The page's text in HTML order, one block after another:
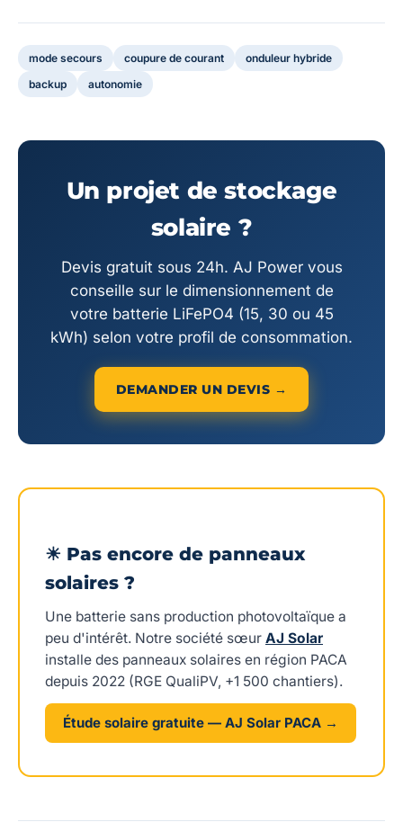
mode secours coupure de courant
onduleur hybride
backup
autonomie
Un projet de stockage
solaire ?
Devis gratuit sous 24h. AJ Power vous
conseille sur le dimensionnement de
votre batterie LiFePO4 (15, 30 ou 45
kWh) selon votre profil de consommation.
DEMANDER UN DEVIS →
☀ Pas encore de panneaux
solaires ?
Une batterie sans production photovoltaïque a
peu d'intérêt. Notre société sœur AJ Solar
installe des panneaux solaires en région PACA
depuis 2022 (RGE QualiPV, +1 500 chantiers).
Étude solaire gratuite — AJ Solar PACA →